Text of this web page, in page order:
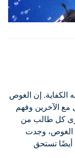
إن الغوص
الآخرين وفهم
كل طالب من
الغوص، وجدت
أيضًا تستحق